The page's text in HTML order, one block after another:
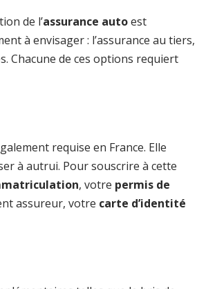
de l’assurance autoest
à envisager : l’assurance au tiers,
Chacune de ces options requiert
requise en France. Elle
à autrui. Pour souscrire à cette
, votre permis de
assureur, votre carte d’identité